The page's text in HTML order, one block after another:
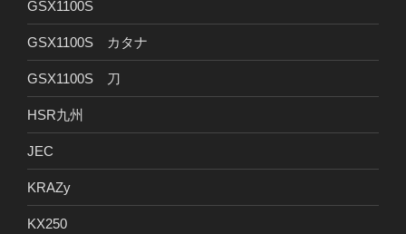
GSX1100S
GSX1100S カタナ
GSX1100S 刀
HSR九州
JEC
KRAZy
KX250